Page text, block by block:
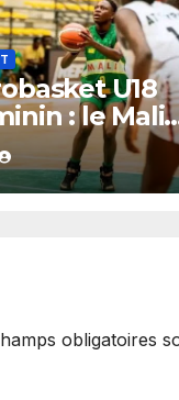
U18
: le Mali
une
au
obligatoires